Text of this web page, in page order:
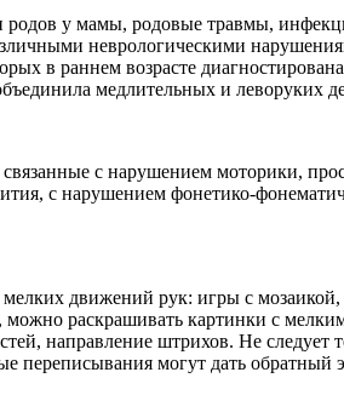
родов у мамы, родовые травмы,
неврологическими
в раннем возрасте диагностирована
медлительных и леворуких
с нарушением моторики,
с нарушением фонетико-
движений рук: игры с
раскрашивать картинки с
направление штрихов. Не следует
переписывания могут дать обратный